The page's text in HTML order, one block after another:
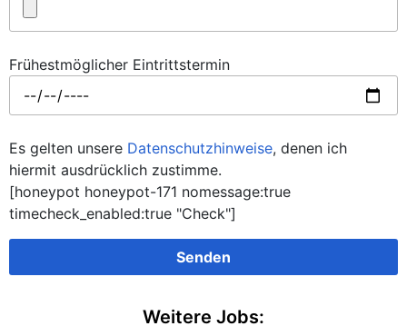
Frühestmöglicher Eintrittstermin
Es gelten unsere Datenschutzhinweise, denen ich
hiermit ausdrücklich zustimme.
[honeypot honeypot-171 nomessage:true
timecheck_enabled:true "Check"]
Weitere Jobs: